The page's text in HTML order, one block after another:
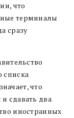
что
терминалы
сразу
списка
что
сдавать два
иностранных